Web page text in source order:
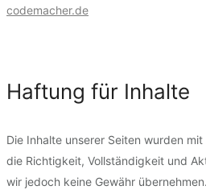
codemacher.de
Haftung für Inhalte
Die Inhalte unserer Seiten wurden
die Richtigkeit, Vollständigkeit und
wir jedoch keine Gewähr